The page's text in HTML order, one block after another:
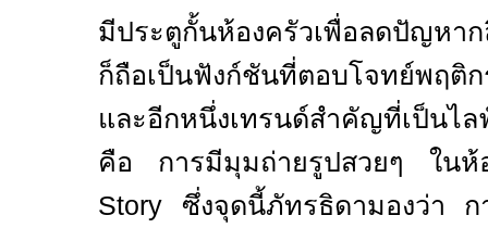
มีประตูกั้นห้องครัวเพื่อลดปัญหา
ก็ถือเป็นฟังก์ชันที่ตอบโจทย์พฤติก
และอีกหนึ่งเทรนด์สำคัญที่เป็นไ
คือ การมีมุมถ่ายรูปสวยๆ ในห้
Story ซึ่งจุดนี้ภัทรธิดามองว่า ก